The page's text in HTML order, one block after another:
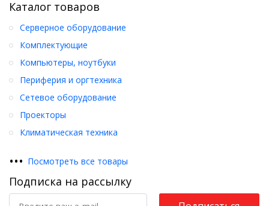
Каталог товаров
Серверное оборудование
Комплектующие
Компьютеры, ноутбуки
Периферия и оргтехника
Сетевое оборудование
Проекторы
Климатическая техника
••• Посмотреть все товары
Подписка на рассылку